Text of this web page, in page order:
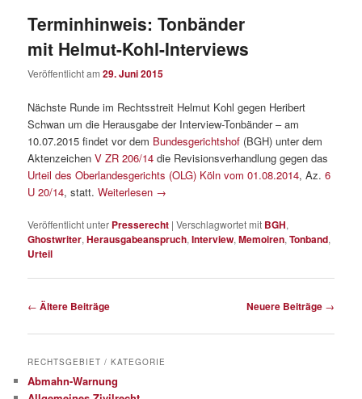
Terminhinweis: Tonbänder
mit Helmut-Kohl-Interviews
Veröffentlicht am29. Juni 2015
Nächste Runde im Rechtsstreit Helmut Kohl gegen Heribert
Schwan um die Herausgabe der Interview-Tonbänder – am
10.07.2015 findet vor dem Bundesgerichtshof (BGH) unter dem
AktenzeichenV ZR 206/14 die Revisionsverhandlung gegen das
Urteil des Oberlandesgerichts (OLG) Köln vom 01.08.2014, Az.6
U 20/14, statt.Weiterlesen →
Veröffentlicht unter Presserecht |Verschlagwortet mit BGH,
Ghostwriter,Herausgabeanspruch,Interview,Memoiren,Tonband,
Urteil
Beitragsnavigation
← Ältere Beiträge Neuere Beiträge →
RECHTSGEBIET / KATEGORIE
Abmahn-Warnung